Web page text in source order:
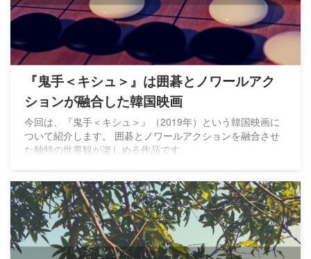
『鬼手＜キシュ＞』は囲碁とノワールアク
ションが融合した韓国映画
今回は、『鬼手＜キシュ＞』（2019年）という韓国映画に
ついて紹介します。 囲碁とノワールアクションを融合させ
た独特の世界観が楽しめる作品です。